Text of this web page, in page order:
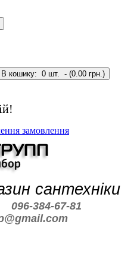
В кошику: 0 шт. - (0.00 грн.)
замовлення
сантехніки
096-384-67-81